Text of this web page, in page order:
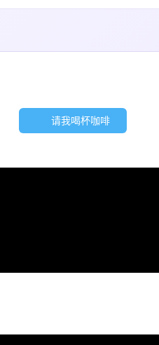
请我喝杯咖啡